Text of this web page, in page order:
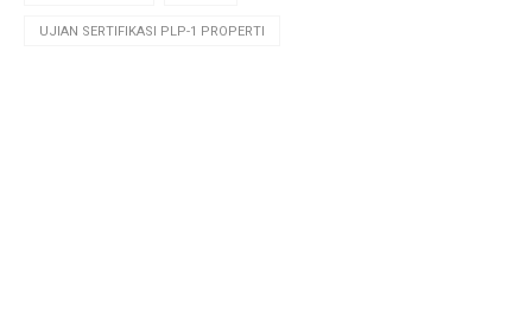
UJIAN SERTIFIKASI PLP-1 PROPERTI